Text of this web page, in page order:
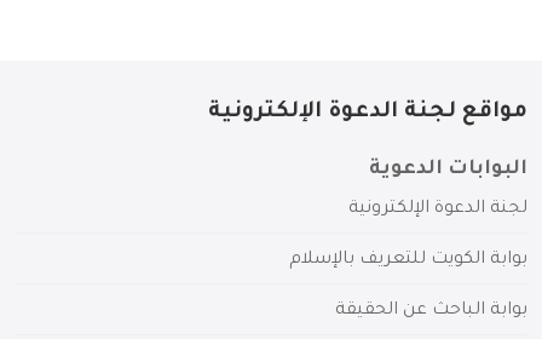
مواقع لجنة الدعوة الإلكترونية
البوابات الدعوية
لجنة الدعوة الإلكترونية
بوابة الكويت للتعريف بالإسلام
بوابة الباحث عن الحقيقة